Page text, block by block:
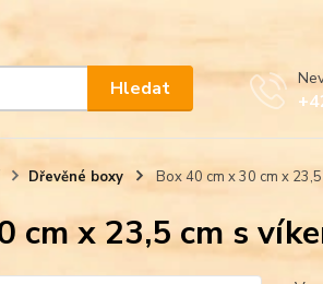
Hledat
Dřevěné boxy Box 40 cm x 30 cm x
cm x 23,5 cm s